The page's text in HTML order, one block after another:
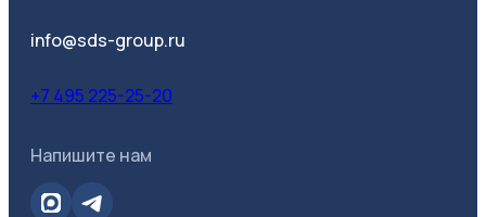
info@sds-group.ru
+7 495 225-25-20
Напишите нам